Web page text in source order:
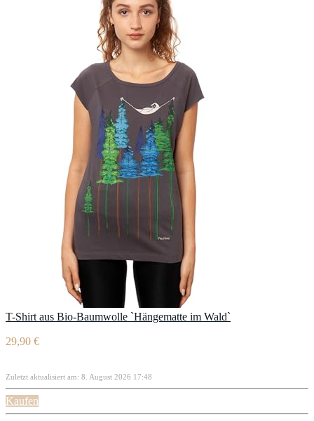
T-Shirt aus Bio-Baumwolle `Hängematte im Wald`
29,90 €
Zuletzt aktualisiert am: 8. August 2026 17:48
Kaufen